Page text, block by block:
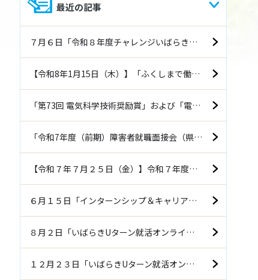
最近の記事
７月６日「令和８年度チャレンジいばらき就職フェア（前期）」に参加します
【令和8年1月15日（木）】「ふくしまで働こう企業説明会（郡山）」に参加します！！
「第73回 電気科学技術奨励賞」および「電気科学技術奨励会会長賞」を受賞しました
「令和7年度（前期）障害者就職面接会（県央会場）」に参加します！！
【令和７年７月２５日（金）】令和７年度「元気いばらき就職面接会（水戸会場）」に参加します！！
６月１５日「インターンシップ＆キャリア発見フェア」郡山会場に参加します
８月２日「いばらきUターン就活オンライン2024」に参加します
１２月２３日「いばらきUターン就活オンライン2023」に参加します